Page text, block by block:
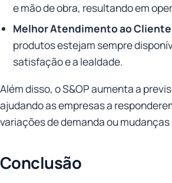
e mão de obra, resultando em
Melhor Atendimento ao Cliente
produtos estejam sempre
satisfação e a lealdade.
Além disso, o S&OP aumenta a
ajudando as empresas a
variações de demanda ou mudanças
Conclusão